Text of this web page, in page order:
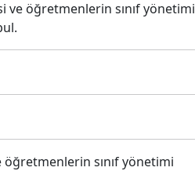
ve öğretmenlerin sınıf yönetimi
sınıf yönetimi